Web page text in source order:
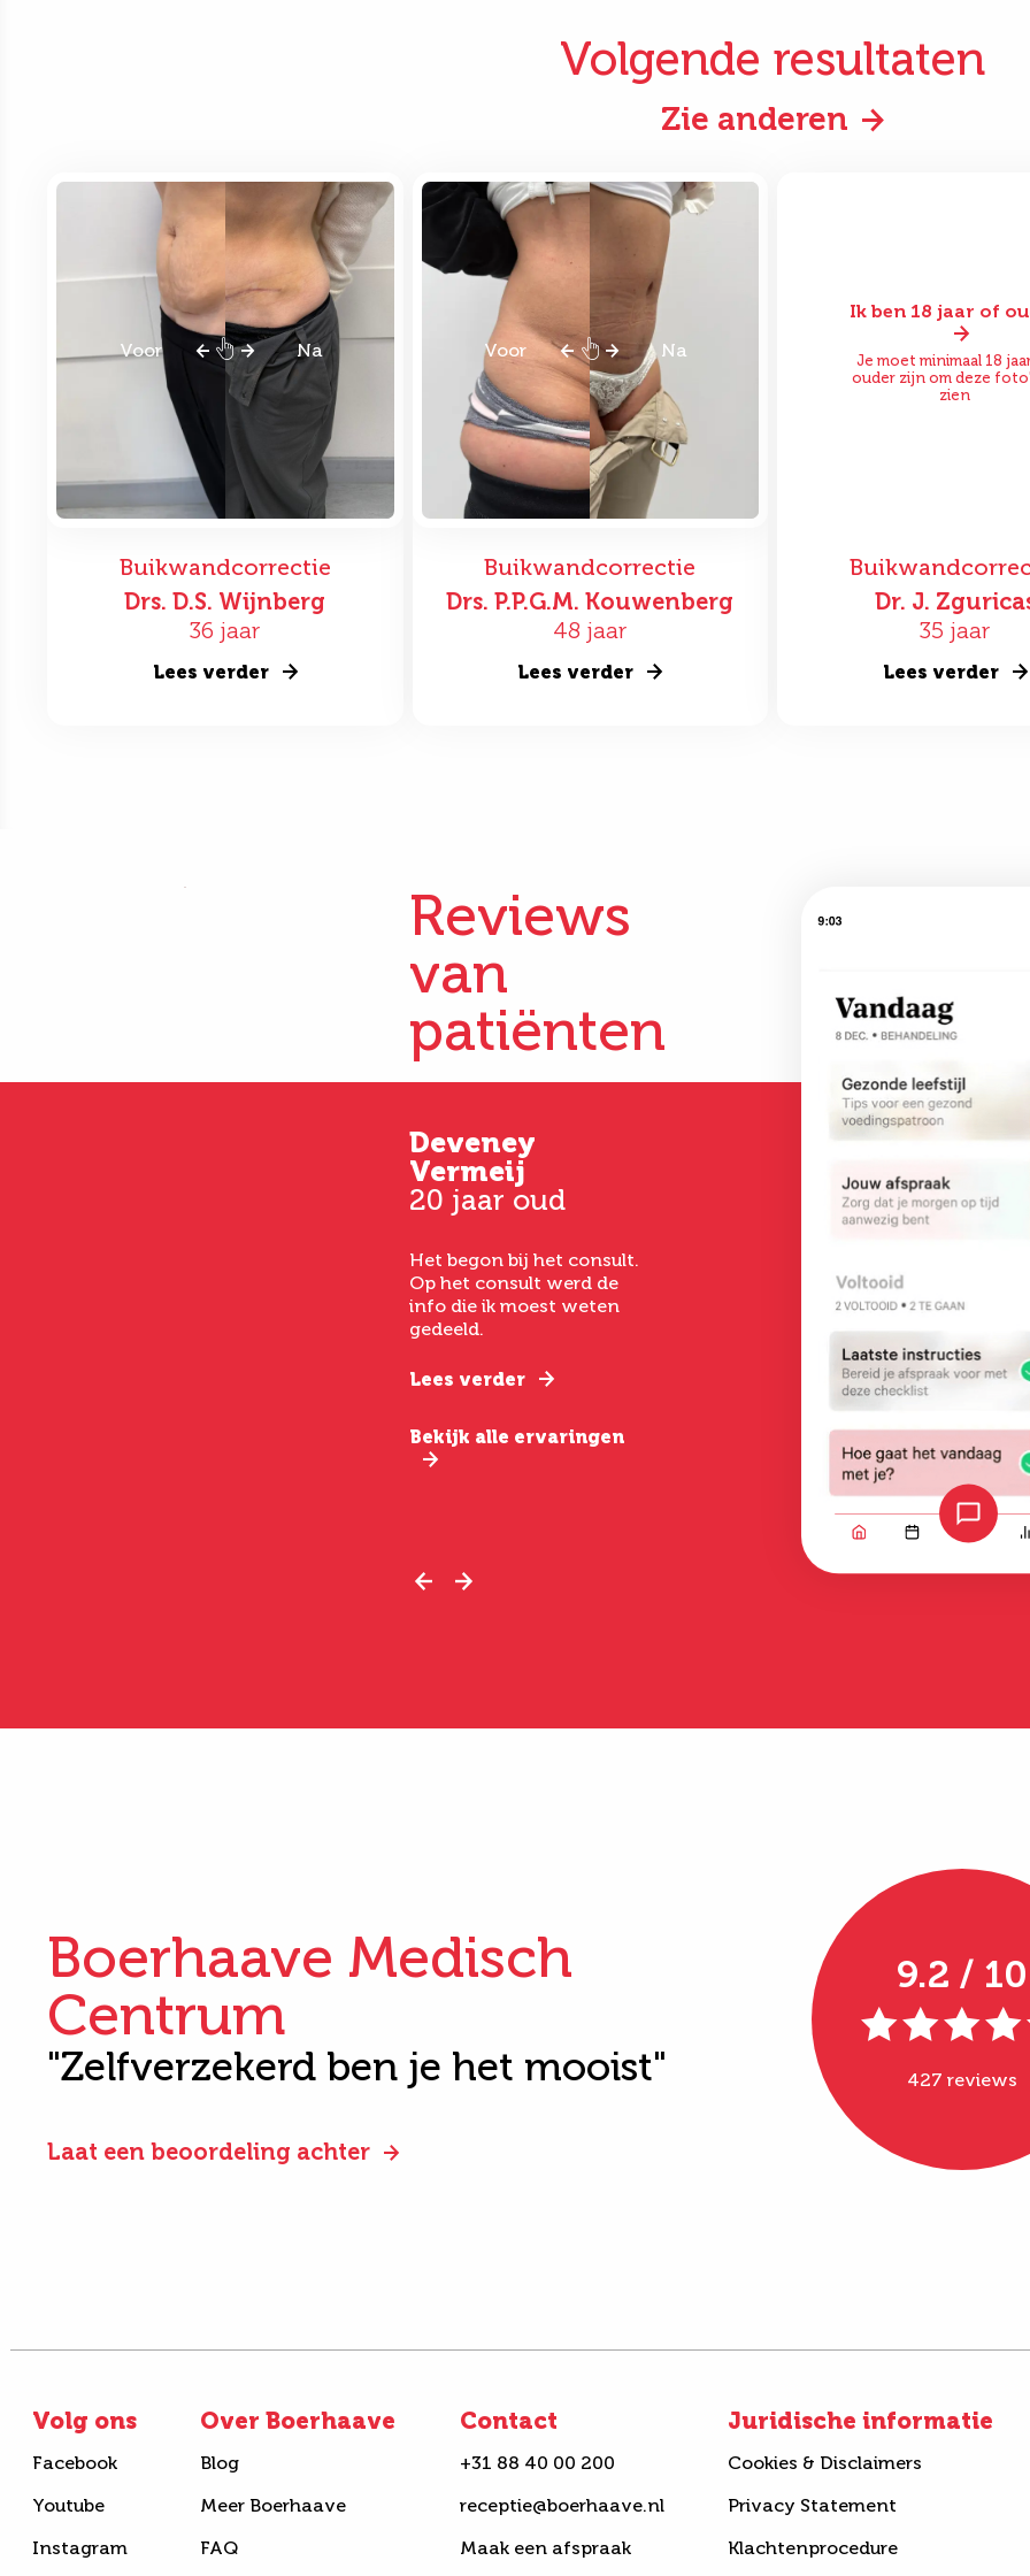
Volgende resultaten
Zie anderen
Voor Na
Buikwandcorrectie
Drs. D.S. Wijnberg
36 jaar
Lees verder
Voor Na
Buikwandcorrectie
Drs. P.P.G.M. Kouwenberg
48 jaar
Lees verder
Ik ben 18 jaar of
Je moet minimaal 18
ouder zijn om deze
zien
Voor
Dr. J.
35 jaar
Lees verder
Reviews
van
patiënten
Deveney
Vermeij
20 jaar oud
Het begon bij het consult.
Op het consult werd de
info die ik moest weten
gedeeld.
Lees verder
Bekijk alle ervaringen
Hoever-Houkes
nazorg en een geweldig
Kim
33 jaar oud
Vanaf het eerste
het laten
een
verstand van
Lees verder
Bekijk alle
Boerhaave Medisch
Centrum
"Zelfverzekerd ben je het mooist"
9.2 / 10
427 reviews
Laat een beoordeling achter
Volg ons
Facebook
Youtube
Instagram
Over Boerhaave
Blog
Meer Boerhaave
FAQ
Contact
+31 88 40 00 200
receptie@boerhaave.nl
Maak een afspraak
Juridische informatie
Cookies & Disclaimers
Privacy Statement
Klachtenprocedure